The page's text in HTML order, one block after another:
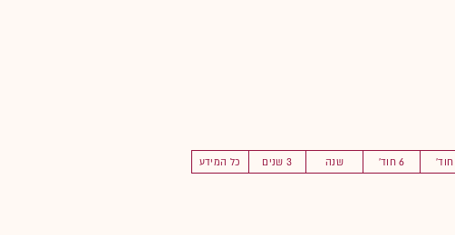
6 חוד' שנה 3 שנים כל המידע